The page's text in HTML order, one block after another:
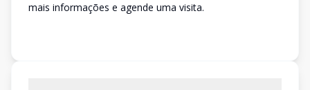
mais informações e agende uma visita.